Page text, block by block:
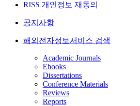
RISS 개인정보 재동의
공지사항
해외전자정보서비스 검색
Academic Journals
Ebooks
Dissertations
Conference Materials
Reviews
Reports